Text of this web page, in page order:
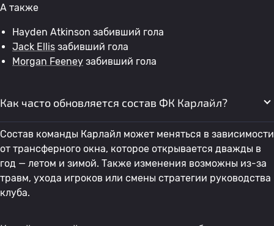
А также
Hayden Atkinson забивший гола
Jack Ellis забивший гола
Morgan Feeney забивший гола
Как часто обновляется состав ФК Карлайл?
Состав команды Карлайл может меняться в зависимости
от трансферного окна, которое открывается дважды в
год — летом и зимой. Также изменения возможны из-за
травм, ухода игроков или смены стратегии руководства
клуба.